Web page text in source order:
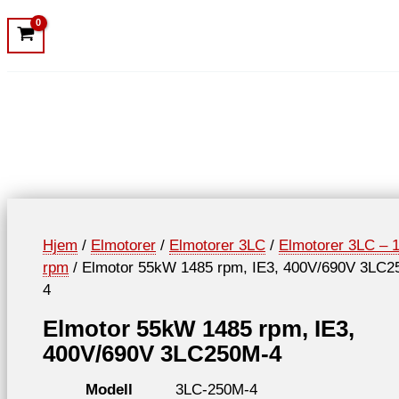
Hjem / Elmotorer / Elmotorer 3LC / Elmotorer 3LC –
rpm / Elmotor 55kW 1485 rpm, IE3, 400V/690V
4
Elmotor 55kW 1485 rpm, IE3,
400V/690V 3LC250M-4
Modell
3LC-250M-4